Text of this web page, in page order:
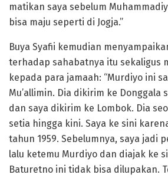
matikan saya sebelum
bisa maju seperti di Jogja.”
Buya Syafii kemudian
terhadap sahabatnya itu sekaligus
kepada para jamaah: “Murdiyo ini
Mu’allimin. Dia dikirim ke Donggala
dan saya dikirim ke Lombok. Dia
setia hingga kini. Saya ke sini
tahun 1959. Sebelumnya, saya jadi
lalu ketemu Murdiyo dan diajak ke
Baturetno ini tidak bisa dilupakan.